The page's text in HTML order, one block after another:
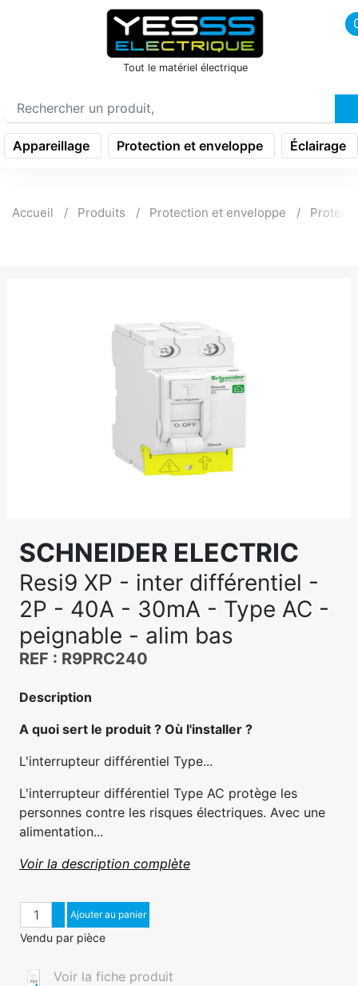
icon menu burger
Tout le matériel électrique
Appareillage Protection et enveloppe Éclairage
Accueil Produits Protection et enveloppe
SCHNEIDER ELECTRIC
Resi9 XP - inter différentiel -
2P - 40A - 30mA - Type AC -
peignable - alim bas
REF : R9PRC240
Description
A quoi sert le produit ? Où l'installer ?
L'interrupteur différentiel Type...
L'interrupteur différentiel Type AC protège les
personnes contre les risques électriques. Avec une
alimentation...
Voir la description complète
QuantitéAugmenter quantité
Diminuer quantité
Ajouter au panier
Vendu par pièce
Voir la fiche produit